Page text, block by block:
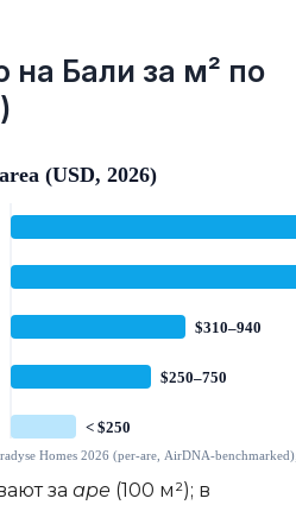
Бали за м² по
за аре (100 м²); в